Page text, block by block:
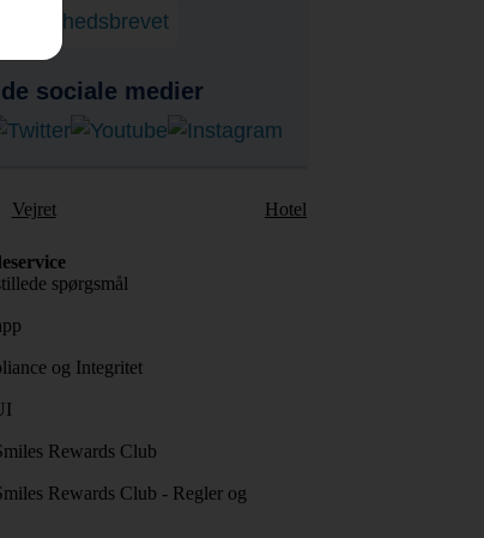
på nyhedsbrevet
sociale medier
Vejret Hotel
spørgsmål
og Integritet
Rewards Club
Rewards Club - Regler og